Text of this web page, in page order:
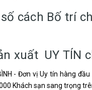
cách Bố trí
xuất UY TÍN
- Đơn vị Uy tín hàng
Khách sạn sang trọng